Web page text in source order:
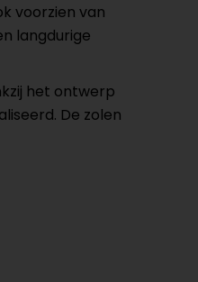
voorzien van
langdurige
het ontwerp
De zolen